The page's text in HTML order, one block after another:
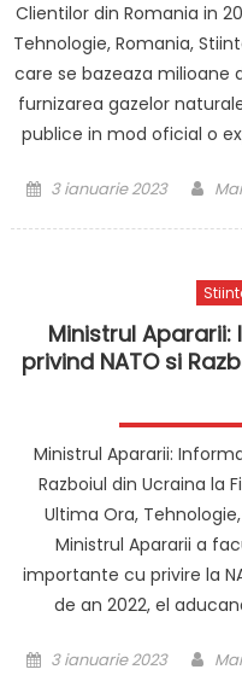
Clientilor din Romania in
Tehnologie, Romania,
care se bazeaza milioane
furnizarea gazelor
publice in mod oficial o
Posted
3 ianuarie 2023
Ministrul Apararii:
privind NATO si
Ministrul Apararii:
Razboiul din Ucraina la
Ultima Ora,
Ministrul Apararii a
importante cu privire la
de an 2022, el
Posted
3 ianuarie 2023